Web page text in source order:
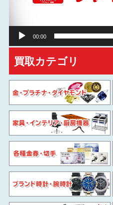
00:00
買取カテゴリ